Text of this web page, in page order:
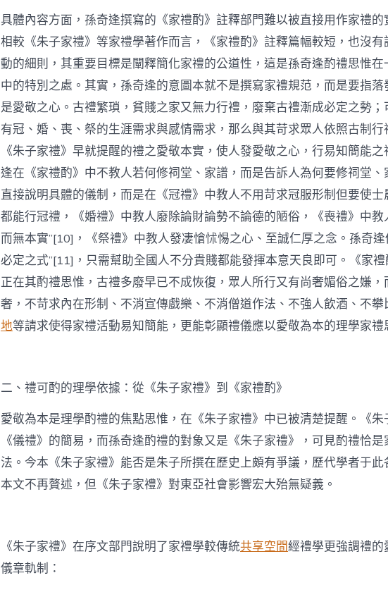
具體內容方面，孫奇逢撰寫的《家禮酌》註釋部門難以被直接用作家禮的
相較《朱子家禮》等家禮學著作而言，《家禮酌》註釋篇幅較短，也沒有
動的細則，其重要目標是闡釋簡化家禮的公道性，這是孫奇逢酌禮思惟
中的特別之處。其實，孫奇逢的意圖本就不是撰寫家禮規范，而是要指落
是愛敬之心。古禮繁瑣，貧賤之家又無力行禮，廢棄古禮漸成必定之勢；
有冠、婚、喪、祭的生涯需求與感情需求，那么與其苛求眾人依照古制行
《朱子家禮》早就提醒的禮之愛敬本實，使人發愛敬之心，行易知簡能
逢在《家禮酌》中不教人若何修祠堂、家譜，而是告訴人為何要修祠堂、
直接說明具體的儀制，而是在《冠禮》中教人不用苛求冠服形制但要使士
都能行冠禮，《婚禮》中教人廢除論財論勢不論德的陋俗，《喪禮》中教
而無本實”[10]，《祭禮》中教人發凄愴怵惕之心、至誠仁厚之念。孫奇逢
必定之式”[11]，只需幫助全國人不分貴賤都能發揮本意天良即可。《家
正在其酌禮思惟，古禮多廢早已不成恢復，眾人所行又有尚奢媚俗之嫌，
奢，不苛求內在形制、不消宣傳戲樂、不消僧道作法、不強人飲酒、不攀
地等請求使得家禮活動易知簡能，更能彰顯禮儀應以愛敬為本的理學家禮
二、禮可酌的理學依據：從《朱子家禮》到《家禮酌》
愛敬為本是理學酌禮的焦點思惟，在《朱子家禮》中已被清楚提醒。《朱
《儀禮》的簡易，而孫奇逢酌禮的對象又是《朱子家禮》，可見酌禮恰
法。今本《朱子家禮》能否是朱子所撰在歷史上頗有爭議，歷代學者于此
本文不再贅述，但《朱子家禮》對東亞社會影響宏大殆無疑義。
《朱子家禮》在序文部門說明了家禮學較傳統共享空間經禮學更強調禮
儀章軌制：